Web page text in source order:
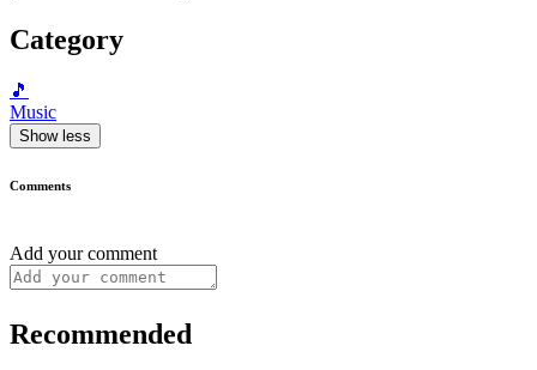
Category
🎵
Music
Show less
Comments
Add your comment
Recommended